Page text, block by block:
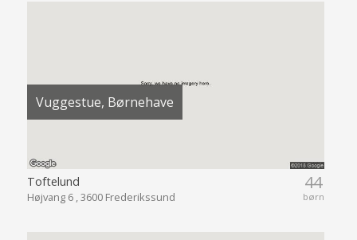
Vuggestue, Børnehave
44
børn
Toftelund
Højvang 6 , 3600 Frederikssund